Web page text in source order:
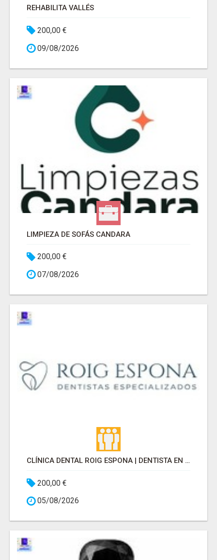
REHABILITA VALLÉS
200,00 €
09/08/2026
LIMPIEZA DE SOFÁS CANDARA
200,00 €
07/08/2026
CLÍNICA DENTAL ROIG ESPONA | DENTISTA EN SARRIA SANT GERVASI
200,00 €
05/08/2026